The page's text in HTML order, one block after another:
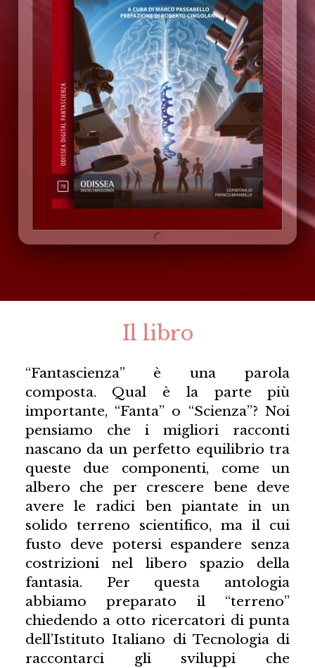
Il libro
“Fantascienza” è una parola
composta. Qual è la parte più
importante, “Fanta” o “Scienza”? Noi
pensiamo che i migliori racconti
nascano da un perfetto equilibrio tra
queste due componenti, come un
albero che per crescere bene deve
avere le radici ben piantate in un
solido terreno scientifico, ma il cui
fusto deve potersi espandere senza
costrizioni nel libero spazio della
fantasia. Per questa antologia
abbiamo preparato il “terreno”
chiedendo a otto ricercatori di punta
dell’Istituto Italiano di Tecnologia di
raccontarci gli sviluppi che